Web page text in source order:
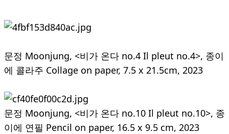
문정 Moonjung, <비가 온다 no.4 Il pleut no.4>, 종이
에 콜라주 Collage on paper, 7.5 x 21.5cm, 2023
문정 Moonjung, <비가 온다 no.10 Il pleut no.10>, 종
이에 연필 Pencil on paper, 16.5 x 9.5 cm, 2023